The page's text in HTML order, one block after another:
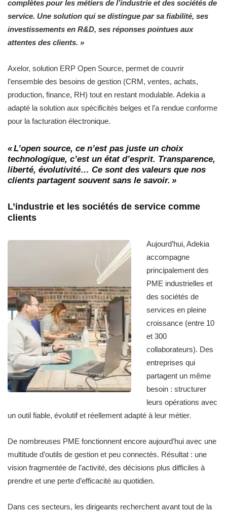
complètes pour les métiers de l’industrie et des sociétés de
service. Une solution qui se distingue par sa fiabilité, ses
investissements en R&D, ses réponses pointues aux
attentes des clients. »
Axelor, solution ERP Open Source, permet de couvrir
l’ensemble des besoins de gestion (CRM, ventes, achats,
production, finance, RH) tout en restant modulable. Adekia a
adapté la solution aux spécificités belges et l’a rendue conforme
pour la facturation électronique.
« L’open source, ce n’est pas juste un choix
technologique, c’est un état d’esprit. Transparence,
liberté, évolutivité… Ce sont des valeurs que nos
clients partagent souvent sans le savoir. »
L’industrie et les sociétés de service comme
clients
Aujourd’hui, Adekia
accompagne
principalement des
PME industrielles et
des sociétés de
services en pleine
croissance (entre 10
et 300
collaborateurs). Des
entreprises qui
partagent un même
besoin : structurer
leurs opérations avec
un outil fiable, évolutif et réellement adapté à leur métier.
De nombreuses PME fonctionnent encore aujourd’hui avec une
multitude d’outils de gestion et peu connectés. Résultat : une
vision fragmentée de l’activité, des décisions plus difficiles à
prendre et une perte d’efficacité au quotidien.
Dans ces secteurs, les dirigeants recherchent avant tout de la